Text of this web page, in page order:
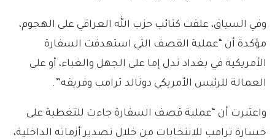
وفي السياق، علقت كتائب حزب الله العراقي على الهجوم،
مؤكدة أن “عملية القصف التي استهدفت السفارة
الأمريكية في بغداد تدل إما على الجهل والغباء، أو على
العمالة للرئيس الأمريكي دونالد ترامب وفريقه”.
واعتبرت أن “عملية قصف السفارة جاءت للتغطية على
خسارة ترامب للانتخابات من خلال تصدير أزماته الداخلية،